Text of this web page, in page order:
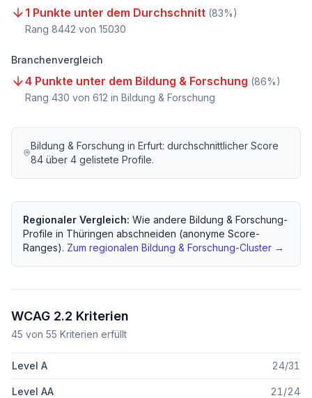
1 Punkte unter dem Durchschnitt (83%)
Rang 8442 von 15030
Branchenvergleich
4 Punkte unter dem Bildung & Forschung (86%)
Rang 430 von 612 in Bildung & Forschung
Bildung & Forschung inErfurt: durchschnittlicher Score
84 über4 gelistete Profile.
Regionaler Vergleich: Wie andere Bildung & Forschung-
Profile in Thüringen abschneiden (anonyme Score-
Ranges). Zum regionalen Bildung & Forschung-Cluster →
WCAG 2.2 Kriterien
45 von 55 Kriterien erfüllt
Level A 24/31
Level AA 21 /24